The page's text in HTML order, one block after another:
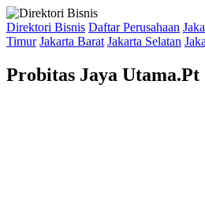
Direktori Bisnis Daftar Perusahaan
Timur Jakarta Barat Jakarta Selatan
Probitas Jaya Utama.Pt